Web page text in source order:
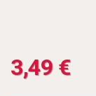
3,49 €